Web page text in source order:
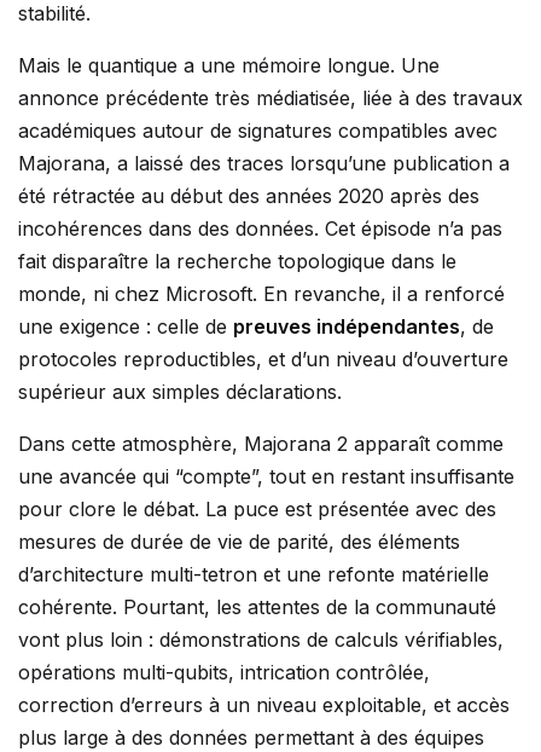
stabilité.
Mais le quantique a une mémoire longue. Une
annonce précédente très médiatisée, liée à des travaux
académiques autour de signatures compatibles avec
Majorana, a laissé des traces lorsqu’une publication a
été rétractée au début des années 2020 après des
incohérences dans des données. Cet épisode n’a pas
fait disparaître la recherche topologique dans le
monde, ni chez Microsoft. En revanche, il a renforcé
une exigence : celle de preuves indépendantes, de
protocoles reproductibles, et d’un niveau d’ouverture
supérieur aux simples déclarations.
Dans cette atmosphère, Majorana 2 apparaît comme
une avancée qui “compte”, tout en restant insuffisante
pour clore le débat. La puce est présentée avec des
mesures de durée de vie de parité, des éléments
d’architecture multi-tetron et une refonte matérielle
cohérente. Pourtant, les attentes de la communauté
vont plus loin : démonstrations de calculs vérifiables,
opérations multi-qubits, intrication contrôlée,
correction d’erreurs à un niveau exploitable, et accès
plus large à des données permettant à des équipes